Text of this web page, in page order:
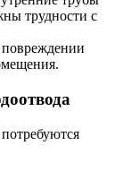
трудности с